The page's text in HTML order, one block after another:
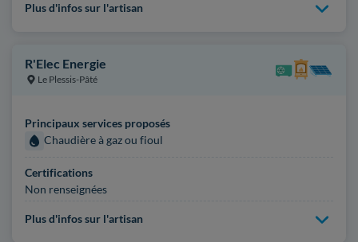
Plus d'infos sur l'artisan
R'Elec Energie
Le Plessis-Pâté
Principaux services proposés
Chaudière à gaz ou fioul
Certifications
Non renseignées
Plus d'infos sur l'artisan